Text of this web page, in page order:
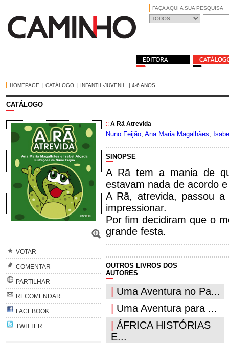
FAÇA AQUI A SUA PESQUISA
HOMEPAGE | CATÁLOGO| INFANTIL-JUVENIL | 4-6 ANOS
CATÁLOGO
VOTAR
COMENTAR
PARTILHAR
RECOMENDAR
FACEBOOK
TWITTER
:: A Rã Atrevida
Nuno Feijão, Ana Maria Magalhães,
SINOPSE
A Rã tem a mania de
estavam nada de acordo
A Rã, atrevida, passou
impressionar.
Por fim decidiram que o
grande festa.
OUTROS LIVROS DOS
AUTORES
Uma Aventura no Pa...
Uma Aventura para ...
ÁFRICA HISTÓRIAS
E...